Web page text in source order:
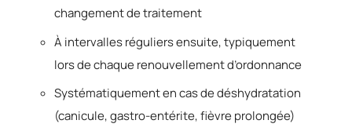
changement de traitement
À intervalles réguliers ensuite, typiquement
lors de chaque renouvellement d’ordonnance
Systématiquement en cas de déshydratation
(canicule, gastro-entérite, fièvre prolongée)